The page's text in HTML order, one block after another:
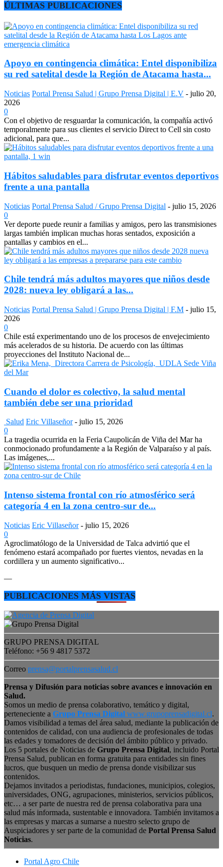
ÚLTIMAS PUBLICACIONES
Apoyo en contingencia climática: Entel disponibiliza
su red satelital desde la Región de Atacama hasta...
Noticias Portal Prensa Salud | Grupo Prensa Digital | E.V - julio 20,
2026
0
Con el objetivo de resguardar la comunicación, la compañía activó
temporalmente para sus clientes el servicio Direct to Cell sin costo
adicional, para que...
Hábitos saludables para disfrutar eventos deportivos
frente a una pantalla
Noticias Portal Prensa Salud / Grupo Prensa Digital - julio 15, 2026
0
Ver deporte puede reunir a familias y amigos, pero las transmisiones
largas también implican muchas horas sentados, exposición a
pantallas y cambios en el...
Chile tendrá más adultos mayores que niños desde
2028: nueva ley obligará a las...
Noticias Portal Prensa Salud | Grupo Prensa Digital | F.M - julio 15,
2026
0
Chile está experimentando uno de los procesos de envejecimiento
más acelerados de su historia. De acuerdo con las últimas
proyecciones del Instituto Nacional de...
Cuando el dolor es colectivo, la salud mental
también debe ser una prioridad
Salud Eric Villaseñor - julio 15, 2026
0
La tragedia ocurrida en la Feria Caupolicán de Viña del Mar ha
conmocionado profundamente a la Región de Valparaíso y al país.
Las imágenes,...
Intenso sistema frontal con río atmosférico será
categoría 4 en la zona centro-sur de...
Noticias Eric Villaseñor - julio 15, 2026
0
Agroclimatólogo de la Universidad de Talca advirtió que el
fenómeno estará acompañado por fuertes vientos, nevadas en la
cordillera y un aumento significativo...
—
PUBLICACIONES MÁS VISTAS
GRUPO PRENSA DIGITAL
Teléfono: +56 9 4817 5372
Correo prensa@portalprensasalud.cl
Prensa y Difusión para noticias sobre avances e innovación en
Salud.
Somos un medio de prensa colaborativo, temático y digital,
perteneciente a Grupo Prensa Digital www.grupoprensadigital.cl.
Damos visibilidad a temas del área salud, mediante la publicación de
contenidos de calidad, con una audiencia de profesionales de todas
las edades y tomadores de decisión del ámbito público y privado.
Los 5 portales de Noticias de Grupo Prensa Digital, incluido Portal
Prensa Salud, publican en forma gratuita para entidades sin fines
lucros, que busquen un medio de prensa donde visibilizar sus
contenidos.
Dejamos invitados a periodistas, fundaciones, municipios, colegios,
universidades, ONG, agrupaciones, ministerios, servicios públicos,
etc… a ser parte de nuestra red de prensa colaborativa para una
salud más informada, sustentable e innovadora. También invitamos a
las empresas y marcas a sumarse a nuestro selecto grupo de
Auspiciadores y ser parte de la comunidad de Portal Prensa Salud
Noticias.
Portal Agro Chile